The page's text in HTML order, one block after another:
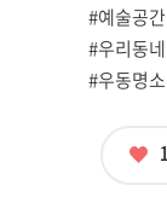
#예술공간
#우리동
#우동명